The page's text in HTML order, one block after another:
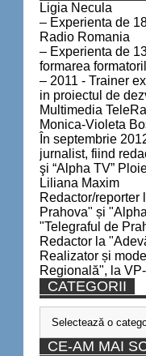
Ligia Necula
– Experienta de
Radio Romania
– Experienta de
formarea
– 2011 - Trainer
in proiectul de
Multimedia
Monica-Violeta
În septembrie
jurnalist, fiind
şi “Alpha TV”
Liliana Maxim
Redactor/reporter
Prahova" și
"Telegraful de
Redactor la
Realizator și
Regională", la
CATEGORII
Categorii
CE-AM MAI